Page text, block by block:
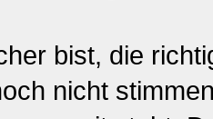
bist, die
nicht